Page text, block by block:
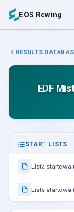
EOS Rowing
RESULTS
EDF
START LISTS
Lista startowa
Lista startowa